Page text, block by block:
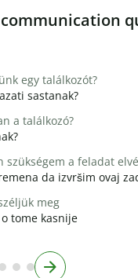
egy találkozót?
sastanak?
a találkozó?
szükségem a feladat
da izvršim ovaj
meg
tome kasnije